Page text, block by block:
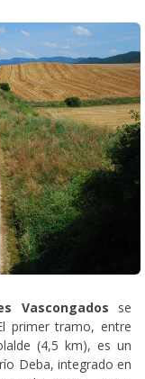
Vascongados se
primer tramo, entre
(4,5 km), es un
Deba, integrado en